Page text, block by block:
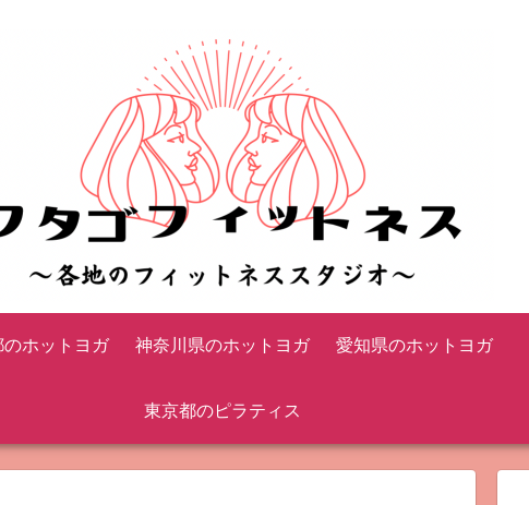
のホットヨガ 神奈川県のホットヨガ 愛知県のホットヨガ
東京都のピラティス